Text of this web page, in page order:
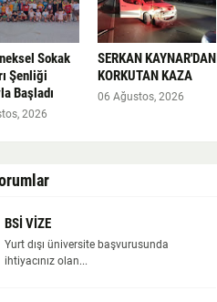
Sokak
Şenliği
Başladı
2026
SERKAN KAYNAR'DAN
KORKUTAN KAZA
06 Ağustos, 2026
BSİ VİZE
Yurt dışı üniversite başvurusunda
ihtiyacınız olan...